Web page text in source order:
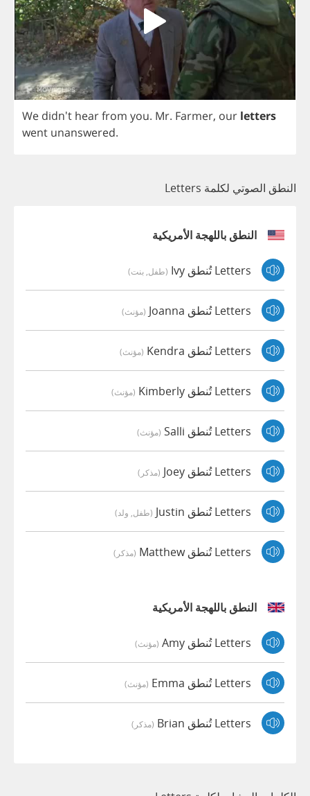
We didn't hearfrom you. Mr. Farmer, our letters
went unanswered.
النطق الصوتي لكلمة Letters
النطق باللهجة الأمريكية
Letters تُنطق Ivy (طفل, بنت)
Letters تُنطق Joanna (مؤنث)
Letters تُنطق Kendra (مؤنث)
Letters تُنطق Kimberly (مؤنث)
Letters تُنطق Salli (مؤنث)
Letters تُنطق Joey (مذكر)
Letters تُنطق Justin (طفل, ولد)
Letters تُنطق Matthew (مذكر)
النطق باللهجة الأمريكية
Letters تُنطق Amy (مؤنث)
Letters تُنطق Emma (مؤنث)
Letters تُنطق Brian (مذكر)